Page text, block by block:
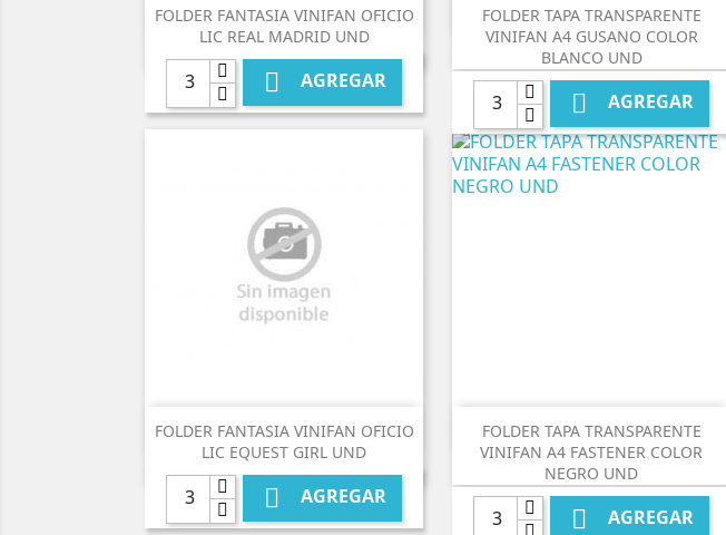
FOLDER FANTASIA VINIFAN OFICIO
LIC REAL MADRID UND
 AGREGAR
 Vista rápida
FOLDER TAPA TRANSPARENTE
VINIFAN A4 GUSANO COLOR
BLANCO UND
 AGREGAR
 Vista rápida
FOLDER FANTASIA VINIFAN OFICIO
LIC EQUEST GIRL UND
 AGREGAR
 Vista rápida
FOLDER TAPA TRANSPARENTE
VINIFAN A4 FASTENER COLOR
NEGRO UND
 AGREGAR
 Vista rápida